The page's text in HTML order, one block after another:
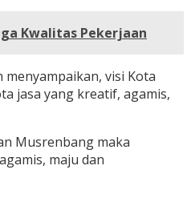
Kwalitas Pekerjaan
visi Kota
jasa yang kreatif, agamis,
Musrenbang maka
maju dan